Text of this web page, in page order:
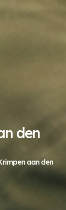
den
aan den